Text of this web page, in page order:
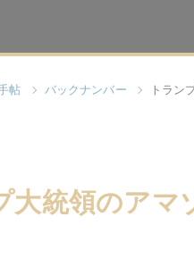
帖 バックナンバー トラン
大統領のアマ